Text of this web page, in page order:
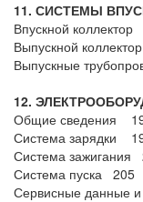
11. СИСТЕМЫ
Впускной
Выпускной
Выпускные
12.
Общие сведения
Система зарядки
Система зажигания
Система пуска 205
Сервисные данные